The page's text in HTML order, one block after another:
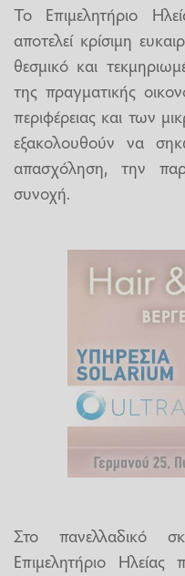
Το Επιμελητήριο
αποτελεί κρίσιμη
θεσμικό και
της πραγματικής
περιφέρειας και των
εξακολουθούν να
απασχόληση, την
συνοχή.
Στο πανελλαδικό
Επιμελητήριο Ηλείας